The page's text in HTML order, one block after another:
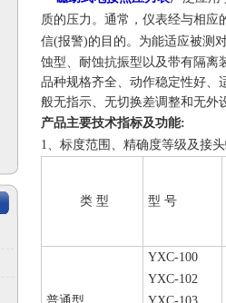
质的压力。通常，仪表经与相应
信(报警)的目的。 为能适应被测
蚀型、耐蚀抗振型以及带有隔离
品种规格齐全、动作稳定性好、
般无指示、无切换差调整和无外
产品主要技术指标及功能:
1、标度范围、精确度等级及接
类 型 型 号
YXC-100
YXC-102